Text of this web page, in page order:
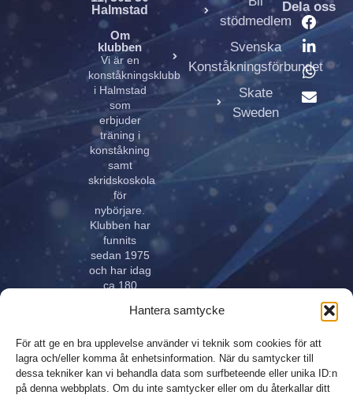
Hantera samtycke
För att ge en bra upplevelse använder vi teknik som cookies för att
lagra och/eller komma åt enhetsinformation. När du samtycker till
dessa tekniker kan vi behandla data som surfbeteende eller unika ID:n
på denna webbplats. Om du inte samtycker eller om du återkallar ditt
Halmstad
Om
klubben
Vi är en
konståkningsklubb
i Halmstad
som
erbjuder
träning i
konståkning
samt
skridskoskola
för
nybörjare.
Klubben har
funnits
sedan 1975
och har idag
ca 180
i alla åldrar.
innehar
elitlicens.
stödmedlem
Svenska
Konståkningsförbundet
Skate
Sweden
Dela oss